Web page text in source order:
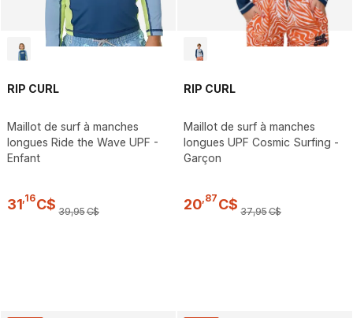
RIP CURL
Maillot de surf à manches
longues Ride the Wave UPF -
Enfant
31,16C$ 39,95C$
RIP CURL
Maillot de surf à manches
longues UPF Cosmic Surfing -
Garçon
20,87 C$ 37,95C$